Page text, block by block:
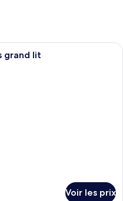
chambre d’hôtel avec une
grand lit
Voir les prix